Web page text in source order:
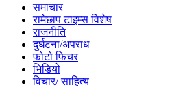
समाचार
रामेछाप टाइम्स विशेष
राजनीति
दुर्घटना/अपराध
फोटो फिचर
भिडियो
विचार/ साहित्य